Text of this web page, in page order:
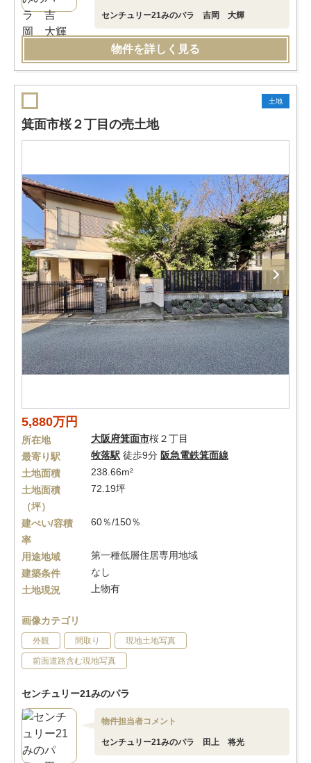
センチュリー21みのパラ 吉岡 大輝
物件を詳しく見る
土地
箕面市桜２丁目の売土地
5,880万円
所在地 大阪府箕面市桜２丁目
最寄り駅
牧落駅 徒歩9分 阪急電鉄箕面線
土地面積
238.66m²
土地面積
（坪）
72.19坪
建ぺい/容積
率
60％/150％
用途地域
第一種低層住居専用地域
建築条件
なし
土地現況
上物有
画像カテゴリ
外観 間取り 現地土地写真
前面道路含む現地写真
センチュリー21みのパラ
物件担当者コメント
センチュリー21みのパラ 田上 将光